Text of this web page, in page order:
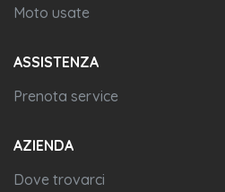
Moto usate
ASSISTENZA
Prenota service
AZIENDA
Dove trovarci